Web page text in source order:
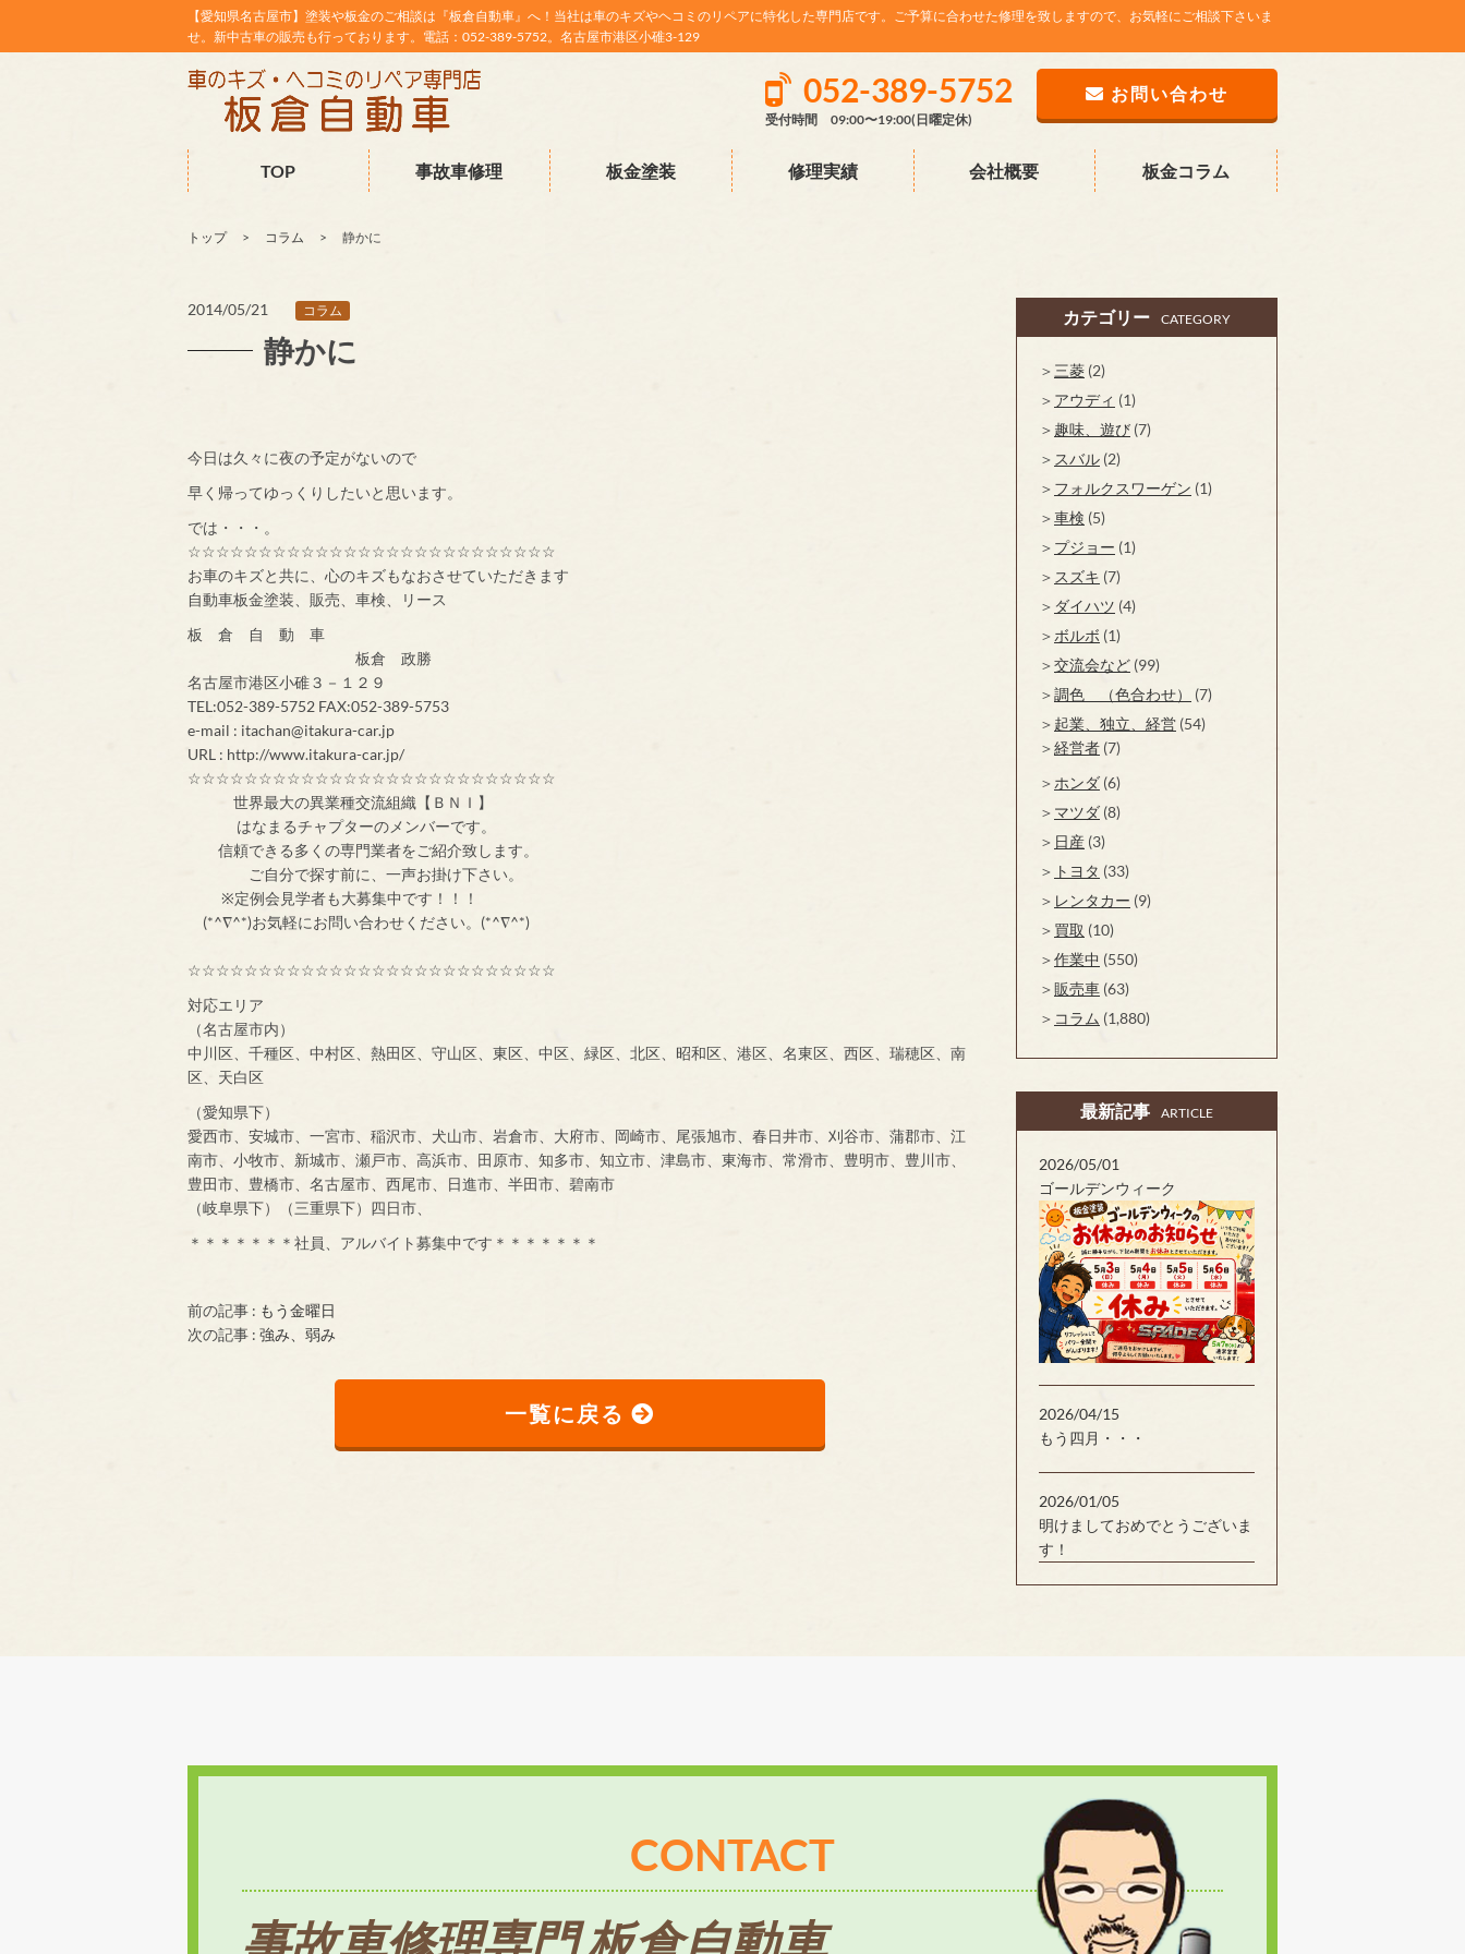
【愛知県名古屋市】塗装や板金のご相談は『板倉自動車』へ！当社は車のキズやヘコミのリペアに特化した専門店です。ご予算に合わせた修理を致しますので、お気軽にご相談下さいま
せ。新中古車の販売も行っております。電話：052-389-5752。名古屋市港区小碓3-129
052-389-5752
受付時間 09:00〜19:00(日曜定休)
お問い合わせ
TOP 事故車修理 板金塗装 修理実績 会社概要 板金コラム
トップ コラム 静かに
2014/05/21 コラム
静かに
今日は久々に夜の予定がないので
早く帰ってゆっくりしたいと思います。
では・・・。
☆☆☆☆☆☆☆☆☆☆☆☆☆☆☆☆☆☆☆☆☆☆☆☆☆☆
お車のキズと共に、心のキズもなおさせていただきます
自動車板金塗装、販売、車検、リース
板 倉 自 動 車
板倉 政勝
名古屋市港区小碓３－１２９
TEL:052-389-5752 FAX:052-389-5753
e-mail : itachan@itakura-car.jp
URL : http://www.itakura-car.jp/
☆☆☆☆☆☆☆☆☆☆☆☆☆☆☆☆☆☆☆☆☆☆☆☆☆☆
世界最大の異業種交流組織【ＢＮＩ】
はなまるチャプターのメンバーです。
信頼できる多くの専門業者をご紹介致します。
ご自分で探す前に、一声お掛け下さい。
※定例会見学者も大募集中です！！！
(*^∇^*)お気軽にお問い合わせください。(*^∇^*)
☆☆☆☆☆☆☆☆☆☆☆☆☆☆☆☆☆☆☆☆☆☆☆☆☆☆
対応エリア
（名古屋市内）
中川区、千種区、中村区、熱田区、守山区、東区、中区、緑区、北区、昭和区、港区、名東区、西区、瑞穂区、南
区、天白区
（愛知県下）
愛西市、安城市、一宮市、稲沢市、犬山市、岩倉市、大府市、岡崎市、尾張旭市、春日井市、刈谷市、蒲郡市、江
南市、小牧市、新城市、瀬戸市、高浜市、田原市、知多市、知立市、津島市、東海市、常滑市、豊明市、豊川市、
豊田市、豊橋市、名古屋市、西尾市、日進市、半田市、碧南市
（岐阜県下）（三重県下）四日市、
＊＊＊＊＊＊＊社員、アルバイト募集中です＊＊＊＊＊＊＊
前の記事 : もう金曜日
次の記事 : 強み、弱み
一覧に戻る
カテゴリー CATEGORY
三菱 (2)
アウディ (1)
趣味、遊び (7)
スバル (2)
フォルクスワーゲン (1)
車検 (5)
プジョー (1)
スズキ (7)
ダイハツ (4)
ボルボ (1)
交流会など (99)
調色 （色合わせ）
(7)
起業、独立、経営 (54)
経営者 (7)
ホンダ (6)
マツダ (8)
日産 (3)
トヨタ (33)
レンタカー (9)
買取 (10)
作業中 (550)
販売車 (63)
コラム (1,880)
最新記事 ARTICLE
2026/05/01
ゴールデンウィーク
2026/04/15
もう四月・・・
2026/01/05
明けましておめでとうございま
す！
CONTACT
事故車修理専門 板倉自動車